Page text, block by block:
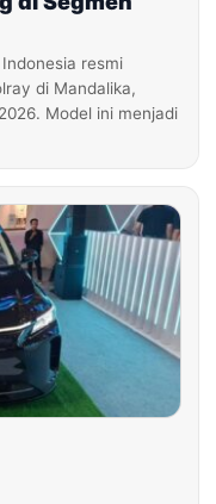
Indonesia resmi
di Mandalika,
Model ini menjadi